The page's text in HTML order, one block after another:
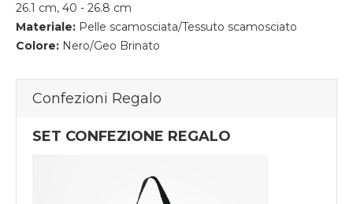
26.1 cm, 40 - 26.8 cm
Materiale: Pelle scamosciata/Tessuto scamosciato
Colore: Nero/Geo Brinato
Confezioni Regalo
SET CONFEZIONE REGALO